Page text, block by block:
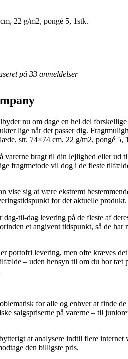
22 g/m2, pongé 5, 1stk.
på 33 anmeldelser
nu om dage en hel del
lige når det passer dig.
str. 74×74 cm, 22 g/m2, pongé 5,
varerne bragt til din lejlighed eller ud
fragtmetode vil dog i de fleste
vise sig at være ekstremt
for det aktuelle produkt.
dag-til-dag levering på de fleste af
et angivent tidspunkt, så de
portofri levering, men ofte kræves
– uden hensyn til om du bor
for alle og enhver at finde
salgspriserne på varerne – til
at analysere indtil flere
den billigste pris.